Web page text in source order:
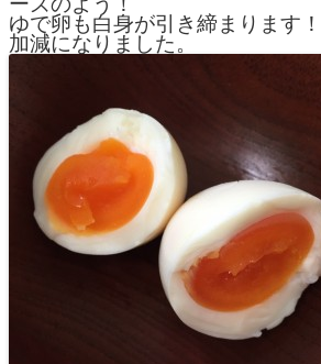
ゆで卵も白身が引き締まります
加減になりました。